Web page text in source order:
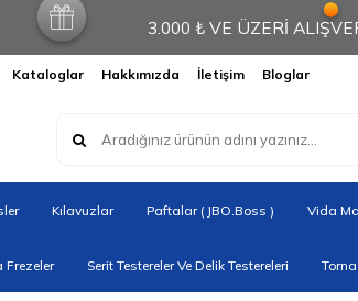
3.000 ₺ VE ÜZERİ
Kataloglar Hakkımızda İletişim Bloglar
Kılavuzlar Paftalar ( JBO.Boss ) Vida
Frezeler Serit Testereler Ve Delik Testereleri